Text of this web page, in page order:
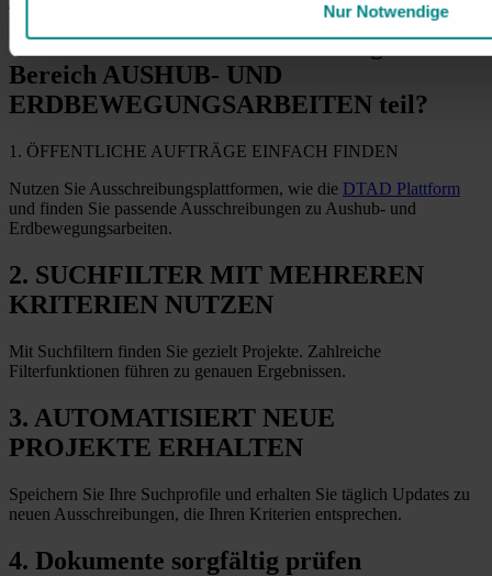
Nur Notwendige
Wie nehme ichan Ausschreibungen im
Bereich AUSHUB- UND
ERDBEWEGUNGSARBEITEN teil?
1. ÖFFENTLICHE AUFTRÄGE EINFACH FINDEN
Nutzen Sie Ausschreibungsplattformen, wie die DTAD Plattform
und finden Sie passende Ausschreibungen zu Aushub- und
Erdbewegungsarbeiten.
2. SUCHFILTER MIT MEHREREN
KRITERIEN NUTZEN
Mit Suchfiltern finden Sie gezielt Projekte. Zahlreiche
Filterfunktionen führen zu genauen Ergebnissen.
3. AUTOMATISIERT NEUE
PROJEKTE ERHALTEN
Speichern Sie Ihre Suchprofile und erhalten Sie täglich Updates zu
neuen Ausschreibungen, die Ihren Kriterien entsprechen.
4. Dokumente sorgfältig prüfen